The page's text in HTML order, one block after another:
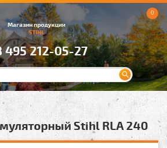
Магазин продукции
STIHL
495 212-05-27
0
Stihl RLA 240